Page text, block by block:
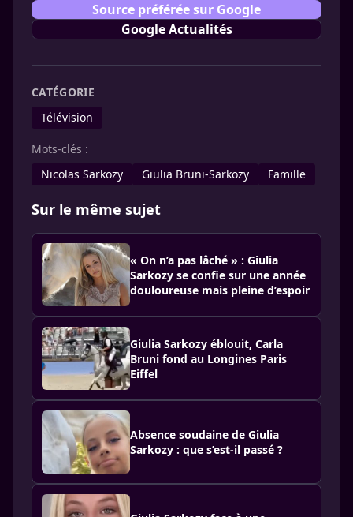
Source préférée sur Google
Google Actualités
CATÉGORIE
Télévision
Mots-clés :
Nicolas Sarkozy
Giulia Bruni-Sarkozy Famille
Sur le même sujet
« On n’a pas lâché » : Giulia
Sarkozy se confie sur une année
douloureuse mais pleine d’espoir
Giulia Sarkozy éblouit, Carla
Bruni fond au Longines Paris
Eiffel
Absence soudaine de Giulia
Sarkozy : que s’est-il passé ?